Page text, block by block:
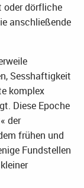
oder dörfliche
anschließende
Sesshaftigkeit
komplex
Diese Epoche
der
frühen und
Fundstellen